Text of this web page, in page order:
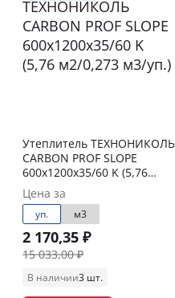
Утеплитель ТЕХНОНИКОЛЬ
CARBON PROF SLOPE
600x1200x35/60 K (5,76
м2/0,273 м3/уп.)
Цена за
уп. м3
2 170,35 ₽
15 033,00 ₽
В наличии3 шт.